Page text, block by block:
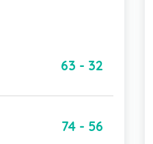
63 - 32
74 - 56